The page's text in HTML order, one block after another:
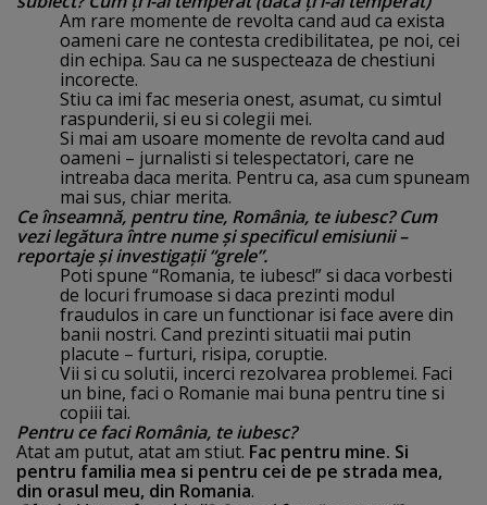
Am rare momente de revolta cand aud ca exista
oameni care ne contesta credibilitatea, pe noi, cei
din echipa. Sau ca ne suspecteaza de chestiuni
incorecte.
Stiu ca imi fac meseria onest, asumat, cu simtul
raspunderii, si eu si colegii mei.
Si mai am usoare momente de revolta cand aud
oameni – jurnalisti si telespectatori, care ne
intreaba daca merita. Pentru ca, asa cum spuneam
mai sus, chiar merita.
Ce înseamnă, pentru tine, România, te iubesc? Cum
vezi legătura între nume şi specificul emisiunii –
reportaje şi investigaţii “grele”.
Poti spune “Romania, te iubesc!” si daca vorbesti
de locuri frumoase si daca prezinti modul
fraudulos in care un functionar isi face avere din
banii nostri. Cand prezinti situatii mai putin
placute – furturi, risipa, coruptie.
Vii si cu solutii, incerci rezolvarea problemei. Faci
un bine, faci o Romanie mai buna pentru tine si
copiii tai.
Pentru ce faci România, te iubesc?
Atat am putut, atat am stiut. Fac pentru mine. Si
pentru familia mea si pentru cei de pe strada mea,
din orasul meu, din Romania.